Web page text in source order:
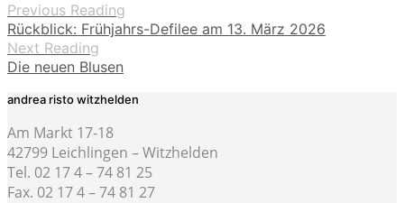
Previous Reading
Rückblick: Frühjahrs-Defilee am 13. März 2026
Next Reading
Die neuen Blusen
andrea risto witzhelden
Am Markt 17-18
42799 Leichlingen – Witzhelden
Tel. 02 17 4 – 74 81 25
Fax. 02 17 4 – 74 81 27